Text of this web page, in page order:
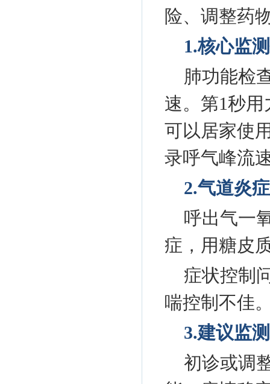
险、调整药
1.核心监
肺功能检
速。第1秒
可以居家使
录呼气峰流
2.气道炎
呼出气一
症，用糖皮
症状控制
喘控制不佳
3.建议监
初诊或调